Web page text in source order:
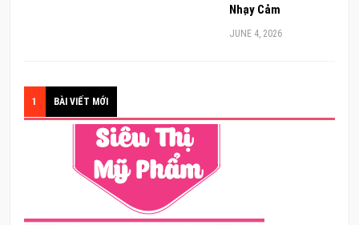
Nhạy Cảm
JUNE 4, 2026
1 BÀI VIẾT MỚI